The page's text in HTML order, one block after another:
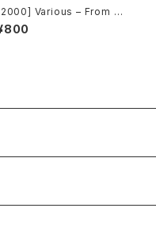
Various – From Su
Dance Freak Vol. 83
Back To The "Disco" ~